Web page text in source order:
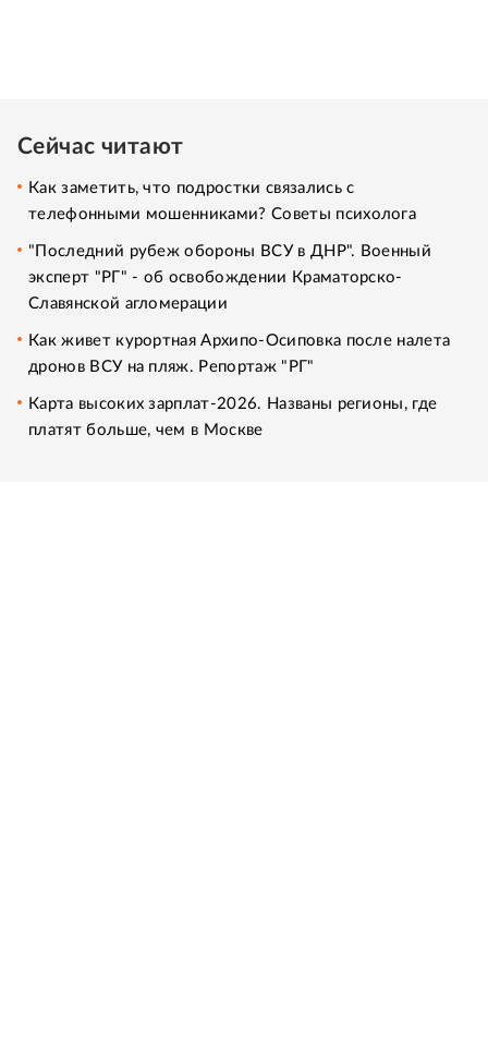
Сейчас читают
Как заметить, что подростки связались с
телефонными мошенниками? Советы психолога
"Последний рубеж обороны ВСУ в ДНР". Военный
эксперт "РГ" - об освобождении Краматорско-
Славянской агломерации
Как живет курортная Архипо-Осиповка после налета
дронов ВСУ на пляж. Репортаж "РГ"
Карта высоких зарплат-2026. Названы регионы, где
платят больше, чем в Москве